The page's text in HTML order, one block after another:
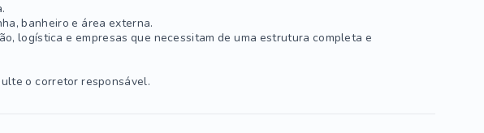
banheiro e área externa.
logística e empresas que necessitam de uma estrutura completa e
o corretor responsável.